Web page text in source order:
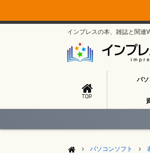
インプレスの本、雑誌と関連
TOP
パソ
パソコンソフト